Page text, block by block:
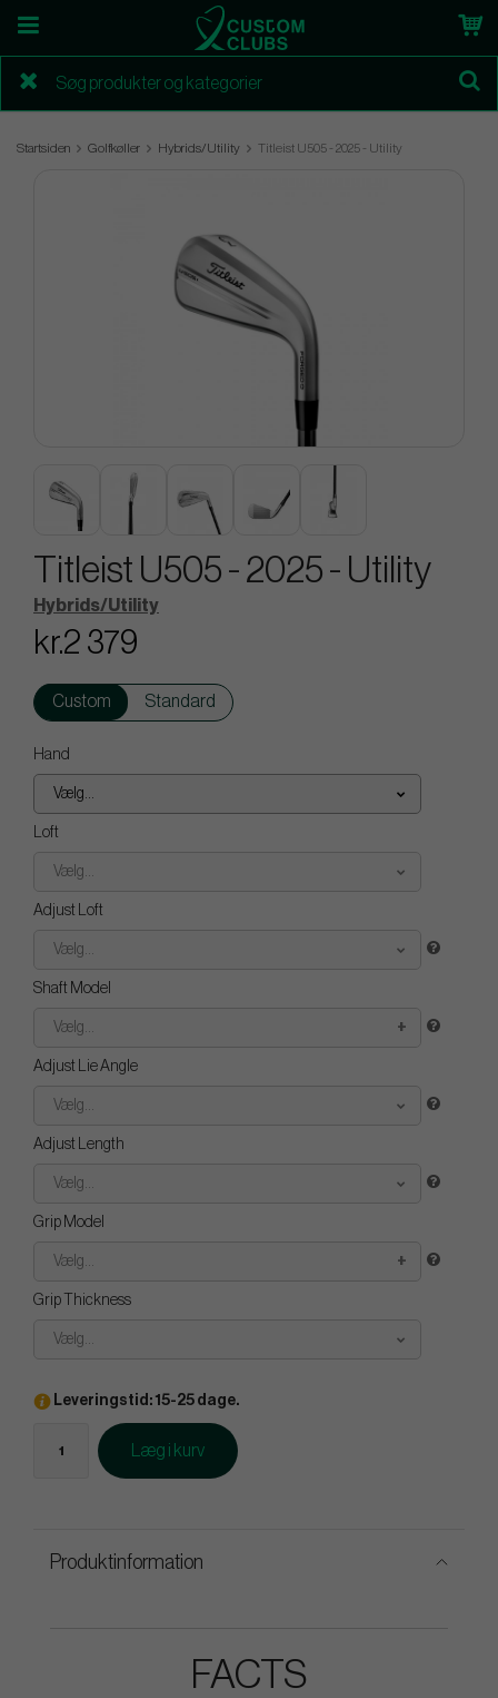
Startsiden Golfkøller Hybrids/Utility Titleist U505 - 2025 - Utility
Titleist U505 - 2025 - Utility
Hybrids/Utility
kr.2 379
Custom Standard
Hand
Vælg...
Loft
Vælg...
Adjust Loft
Vælg...
Shaft Model
Vælg...
Adjust Lie Angle
Vælg...
Adjust Length
Vælg...
Grip Model
Vælg...
Grip Thickness
Vælg...
Leveringstid: 15-25 dage.
Læg i kurv
Produktinformation
FACTS